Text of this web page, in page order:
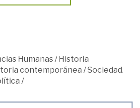
Humanas/ Historia
contemporánea /Sociedad.
/